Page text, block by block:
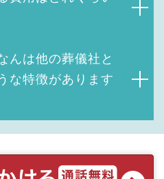
んは他の葬儀社と
な特徴があります